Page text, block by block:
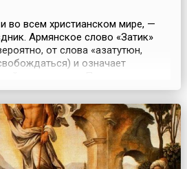
во всем христианском мире, —
Армянское слово «Затик»
от слова «азатутюн,
и означает
христиане говорят: «Христос
воскрес!». Армянские христиане
воскрес из...